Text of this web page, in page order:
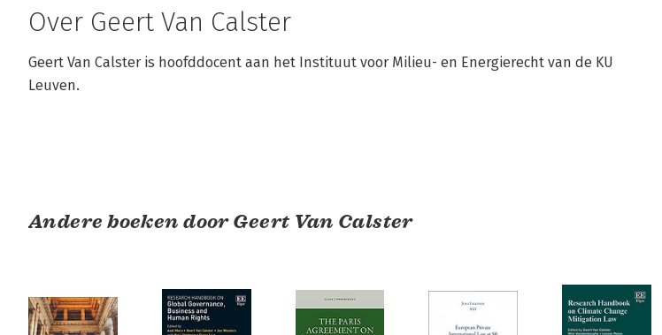
Over Geert Van Calster
Geert Van Calster is hoofddocent aan het Instituut voor Milieu- en Energierecht van de KU
Leuven.
Andere boeken door Geert Van Calster